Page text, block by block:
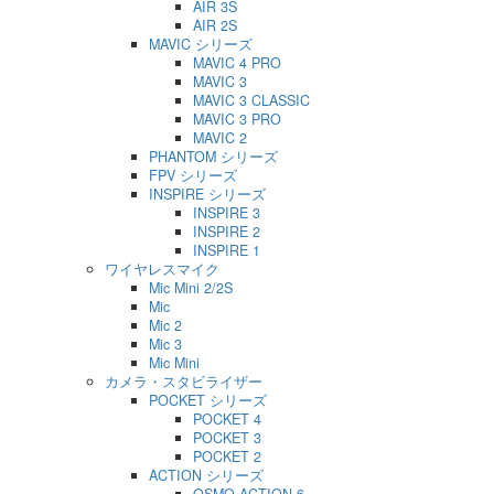
AIR 3S
AIR 2S
MAVIC シリーズ
MAVIC 4 PRO
MAVIC 3
MAVIC 3 CLASSIC
MAVIC 3 PRO
MAVIC 2
PHANTOM シリーズ
FPV シリーズ
INSPIRE シリーズ
INSPIRE 3
INSPIRE 2
INSPIRE 1
ワイヤレスマイク
Mic Mini 2/2S
Mic
Mic 2
Mic 3
Mic Mini
カメラ・スタビライザー
POCKET シリーズ
POCKET 4
POCKET 3
POCKET 2
ACTION シリーズ